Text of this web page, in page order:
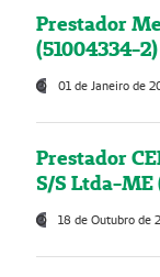
Prestador
(51004334-2)
01 de Janeiro de
Prestador
S/S Ltda-ME
18 de Outubro de